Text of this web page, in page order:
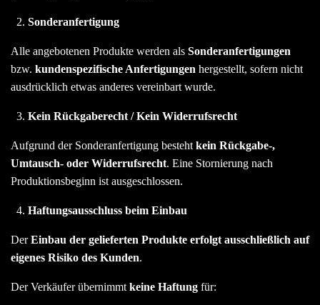
Sonderanfertigung
Alle angebotenen Produkte werden als Sonderanfertigungen
bzw. kundenspezifische Anfertigungen hergestellt, sofern nicht
ausdrücklich etwas anderes vereinbart wurde.
Kein Rückgaberecht / Kein Widerrufsrecht
Aufgrund der Sonderanfertigung besteht kein Rückgabe-,
Umtausch- oder Widerrufsrecht. Eine Stornierung nach
Produktionsbeginn ist ausgeschlossen.
Haftungsausschluss beim Einbau
DerEinbau der gelieferten Produkte erfolgt ausschließlich auf
eigenes Risiko des Kunden.
Der Verkäufer übernimmt keine Haftung für: